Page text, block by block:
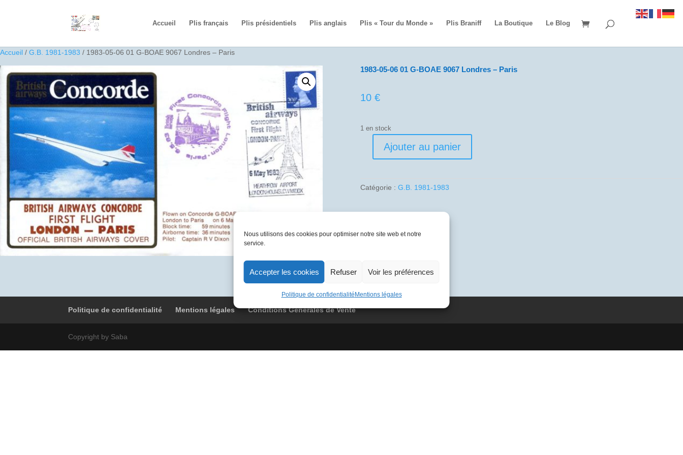
Nous utilisons des cookies pour optimiser notre site web et notre
service.
Accepter les cookies Refuser Voir les préférences
Politique de confidentialité Mentions légales
Accueil Plis français Plis présidentiels Plis anglais Plis « Tour du Monde » Plis Braniff La Boutique Le Blog
Accueil / G.B. 1981-1983 / 1983-05-06 01 G-BOAE 9067 Londres – Paris
1983-05-06 01 G-BOAE 9067 Londres – Paris
10 €
1 en stock
quantité
05-
01
BOAE
Ajouter au panier
Catégorie : G.B. 1981-1983
Politique de confidentialité Mentions légales Conditions Générales de Vente
Copyright by Saba